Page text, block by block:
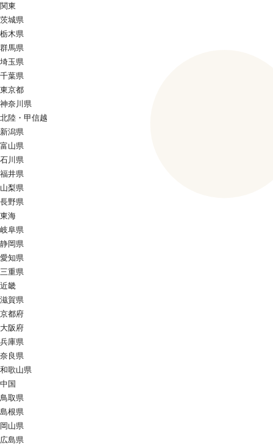
関東
茨城県
栃木県
群馬県
埼玉県
千葉県
東京都
神奈川県
北陸・甲信越
新潟県
富山県
石川県
福井県
山梨県
長野県
東海
岐阜県
静岡県
愛知県
三重県
近畿
滋賀県
京都府
大阪府
兵庫県
奈良県
和歌山県
中国
鳥取県
島根県
岡山県
広島県